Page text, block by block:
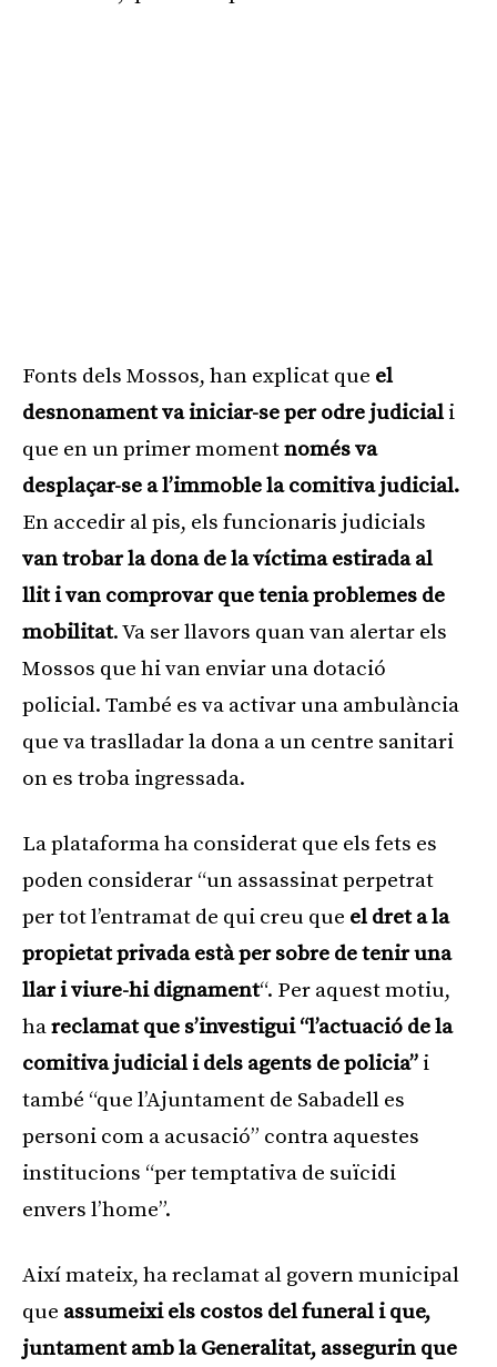
Fonts dels Mossos, han explicat que el
desnonament va iniciar-se per odre judiciali
que en un primer momentnomés va
desplaçar-se a l’immoble la comitiva judicial.
En accedir al pis, els funcionaris judicials
van trobar la dona de la víctima estirada al
llit i van comprovar que tenia problemes de
mobilitat. Va ser llavors quan van alertar els
Mossos que hi van enviar una dotació
policial. També es va activar una ambulància
que va traslladar la dona a un centre sanitari
on es troba ingressada.
​La plataforma ha considerat que els fets es
poden considerar “un assassinat perpetrat
per tot l’entramat de qui creu que el dret a la
propietat privada està per sobre de tenir una
llar i viure-hi dignament“. Per aquest motiu,
hareclamat que s’investigui “l’actuació de la
comitiva judicial i dels agents de policia” i
també “que l’Ajuntament de Sabadell es
personi com a acusació” contra aquestes
institucions “per temptativa de suïcidi
envers l’home”.
Així mateix, ha reclamat al govern municipal
que assumeixi els costos del funeral i que,
juntament amb la Generalitat, assegurin que